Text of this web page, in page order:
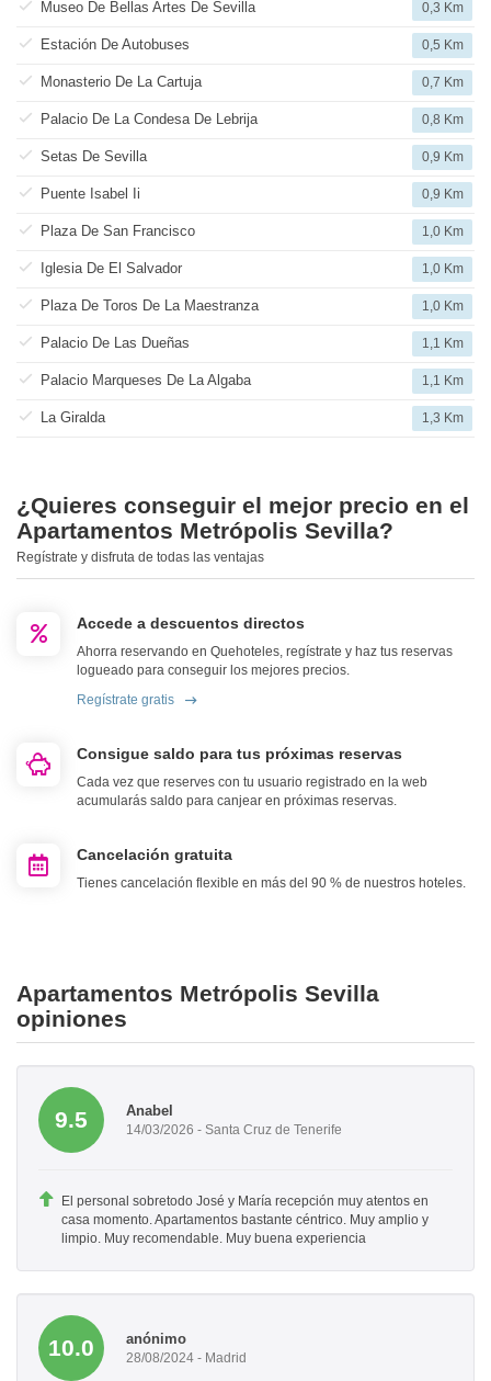
Museo De Bellas Artes De Sevilla 0,3 Km
Estación De Autobuses 0,5 Km
Monasterio De La Cartuja 0,7 Km
Palacio De La Condesa De Lebrija 0,8 Km
Setas De Sevilla 0,9 Km
Puente Isabel Ii 0,9 Km
Plaza De San Francisco 1,0 Km
Iglesia De El Salvador 1,0 Km
Plaza De Toros De La Maestranza 1,0 Km
Palacio De Las Dueñas 1,1 Km
Palacio Marqueses De La Algaba 1,1 Km
La Giralda 1,3 Km
¿Quieres conseguir el mejor precio en el
Apartamentos Metrópolis Sevilla?
Regístrate y disfruta de todas las ventajas
Accede a descuentos directos
Ahorra reservando en Quehoteles, regístrate y haz tus reservas
logueado para conseguir los mejores precios.
Regístrate gratis
Consigue saldo para tus próximas reservas
Cada vez que reserves con tu usuario registrado en la web
acumularás saldo para canjear en próximas reservas.
Cancelación gratuita
Tienes cancelación flexible en más del 90 % de nuestros hoteles.
Apartamentos Metrópolis Sevilla
opiniones
9.5 Anabel
14/03/2026 - Santa Cruz de Tenerife
El personal sobretodo José y María recepción muy atentos en
casa momento. Apartamentos bastante céntrico. Muy amplio y
limpio. Muy recomendable. Muy buena experiencia
10.0 anónimo
28/08/2024 - Madrid